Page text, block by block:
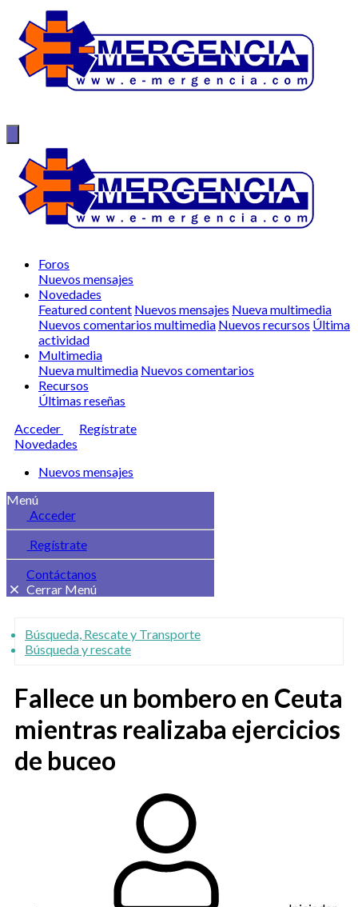
Foros
Nuevos mensajes
Novedades
Featured content Nuevos mensajes Nueva multimedia
Nuevos comentarios multimedia Nuevos recursos Última
actividad
Multimedia
Nueva multimedia Nuevos comentarios
Recursos
Últimas reseñas
Acceder
Regístrate
Novedades
Nuevos mensajes
Menú
Acceder
Regístrate
Contáctanos
Cerrar Menú
Búsqueda, Rescate y Transporte
Búsqueda y rescate
Fallece un bombero en Ceuta
mientras realizaba ejercicios
de buceo